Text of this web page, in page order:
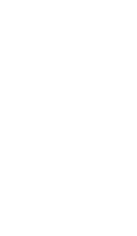
SERUM